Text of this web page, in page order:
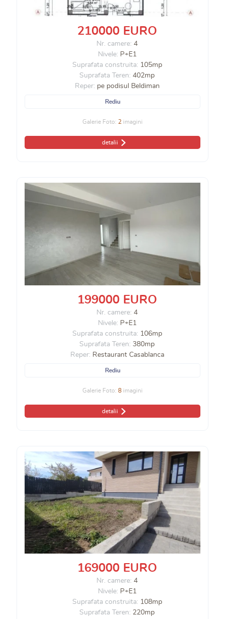
210000 EURO
Nr. camere: 4
Nivele: P+E1
Suprafata construita: 105mp
Suprafata Teren: 402mp
Reper: pe podisul Beldiman
Rediu
Galerie Foto: 2 imagini
detalii
199000 EURO
Nr. camere: 4
Nivele: P+E1
Suprafata construita: 106mp
Suprafata Teren: 380mp
Reper: Restaurant Casablanca
Rediu
Galerie Foto: 8 imagini
detalii
169000 EURO
Nr. camere: 4
Nivele: P+E1
Suprafata construita: 108mp
Suprafata Teren: 220mp